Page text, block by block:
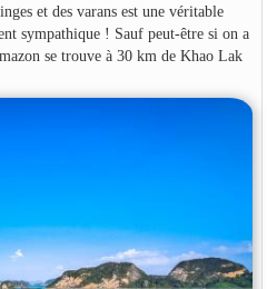
et des varans est une véritable
sympathique ! Sauf peut-être si on a
se trouve à 30 km de Khao Lak